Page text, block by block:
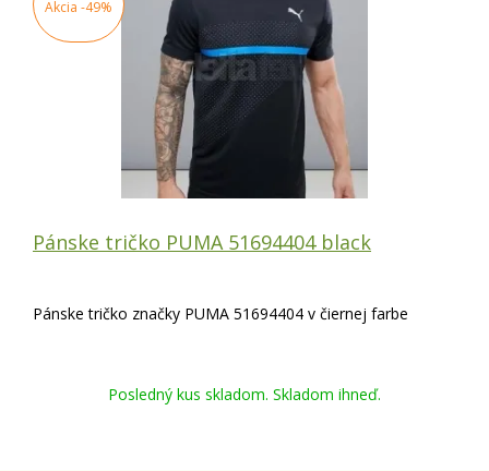
Akcia -49%
Pánske tričko PUMA 51694404 black
Pánske tričko značky PUMA 51694404 v čiernej farbe
Posledný kus skladom. Skladom ihneď.